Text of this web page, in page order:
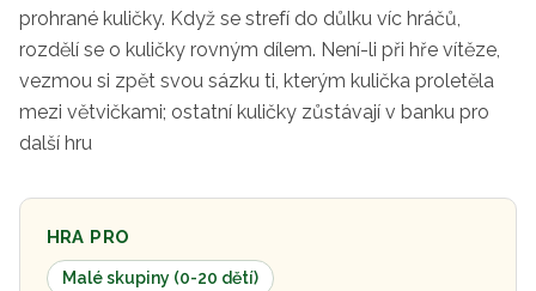
prohrané kuličky. Když se strefí do důlku víc hráčů,
rozdělí se o kuličky rovným dílem. Není-li při hře vítěze,
vezmou si zpět svou sázku ti, kterým kulička proletěla
mezi větvičkami; ostatní kuličky zůstávají v banku pro
další hru
HRA PRO
Malé skupiny (0-20 dětí)